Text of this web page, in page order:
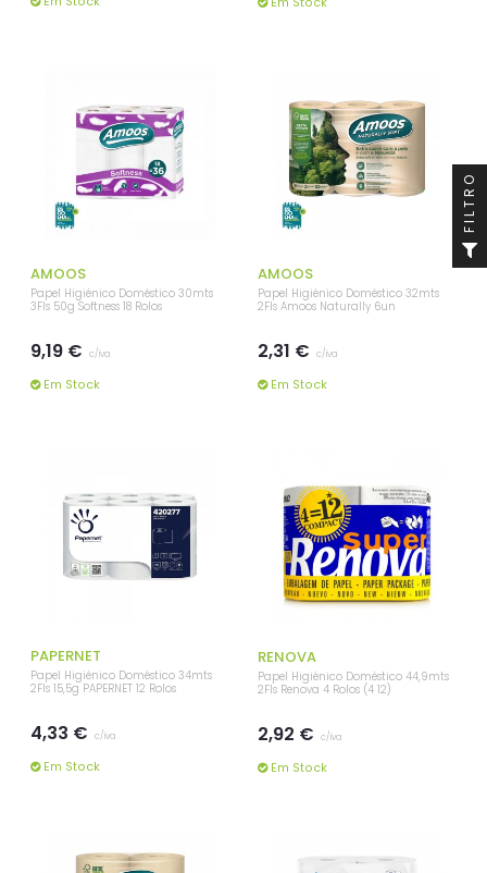
AMOOS
Papel Higiénico Doméstico 30mts
3Fls 50g Softness 18 Rolos
9,19 € c/iva
Em Stock
AMOOS
Papel Higiénico Doméstico 32mts
2Fls Amoos Naturally 6un
2,31 € c/iva
Em Stock
PAPERNET
Papel Higiénico Doméstico 34mts
2Fls 15,5g PAPERNET 12 Rolos
4,33 € c/iva
Em Stock
RENOVA
Papel Higiénico Doméstico 44,9mts
2Fls Renova 4 Rolos (4 12)
2,92 € c/iva
Em Stock
FILTRO